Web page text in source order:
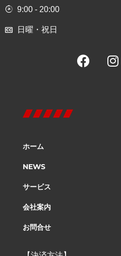
9:00 - 20:00
日曜・祝日
ホーム
NEWS
サービス
会社案内
お問合せ